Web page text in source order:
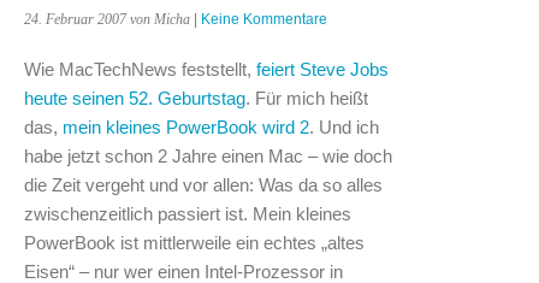
24. Februar 2007 von Micha | Keine Kommentare
Wie MacTechNews feststellt, feiert Steve Jobs
heute seinen 52. Geburtstag. Für mich heißt
das, mein kleines PowerBook wird 2. Und ich
habe jetzt schon 2 Jahre einen Mac – wie doch
die Zeit vergeht und vor allen: Was da so alles
zwischenzeitlich passiert ist. Mein kleines
PowerBook ist mittlerweile ein echtes „altes
Eisen“ – nur wer einen Intel-Prozessor in